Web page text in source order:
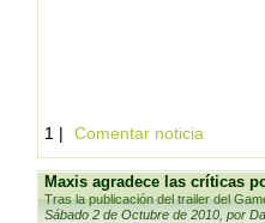
1 | Comentar noticia
Maxis agradece las críticas
Tras la publicación del trailer del
Sábado 2 de Octubre de 2010, por